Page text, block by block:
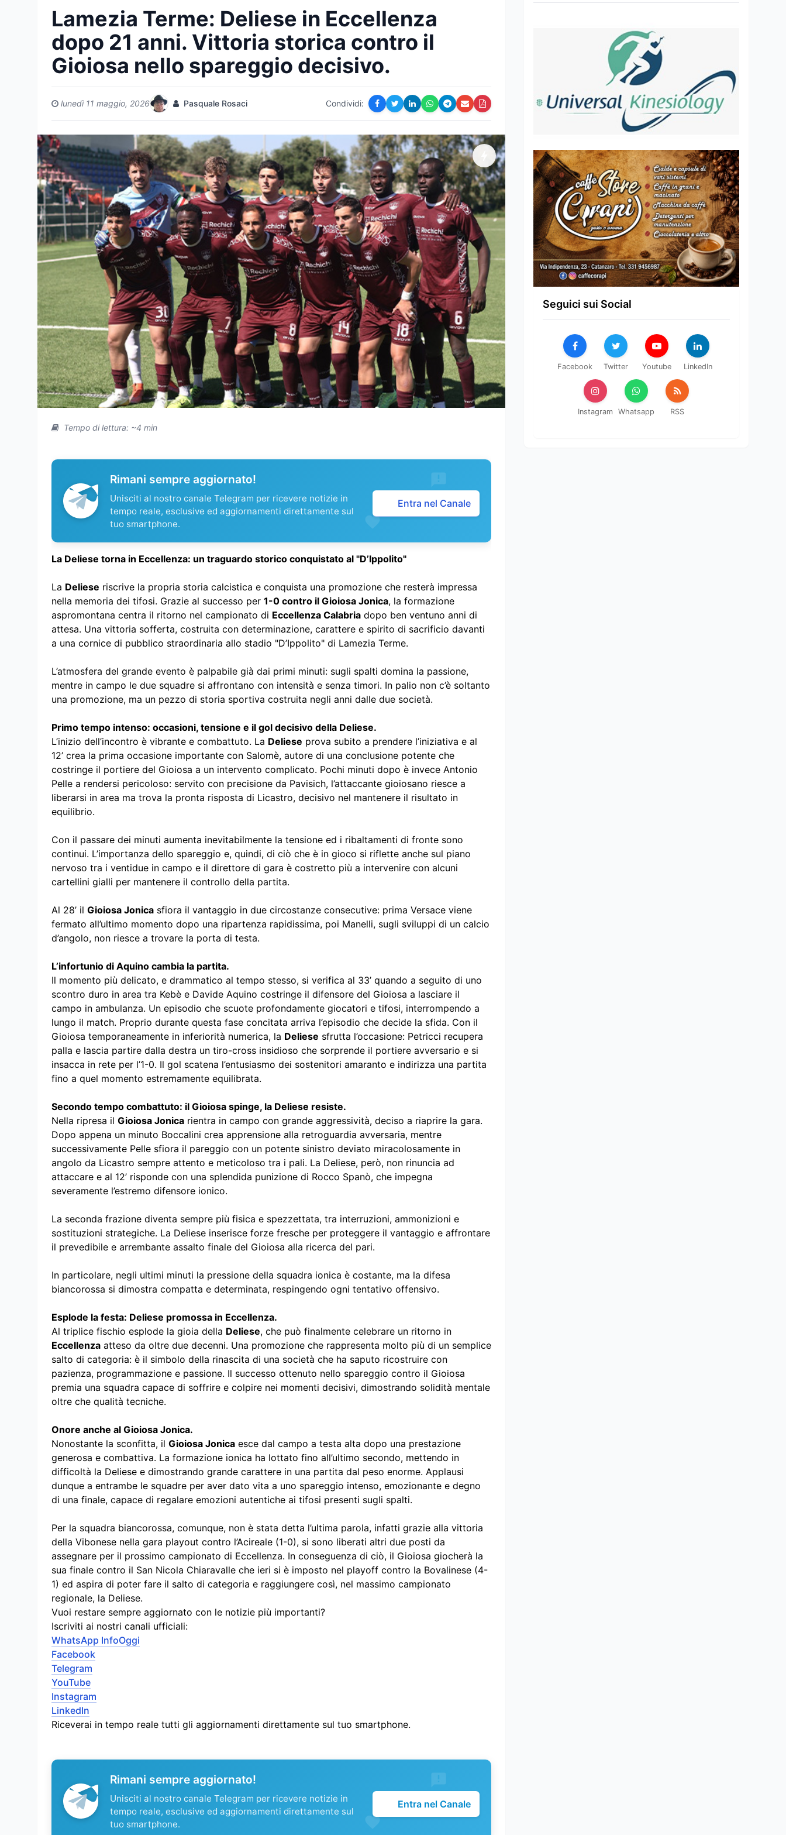
Lamezia Terme: Deliese in Eccellenza
dopo 21 anni. Vittoria storica contro il
Gioiosa nello spareggio decisivo.
lunedì 11 maggio, 2026 Pasquale Rosaci Condividi:
Tempo di lettura: ~4 min
Rimani sempre aggiornato!
Unisciti al nostro canale Telegram per ricevere notizie in
tempo reale, esclusive ed aggiornamenti direttamente sul
tuo smartphone.
Entra nel Canale
La Deliese torna in Eccellenza: un traguardo storico conquistato al "D’Ippolito"
La Deliese riscrive la propria storia calcistica e conquista una promozione che resterà impressa
nella memoria dei tifosi. Grazie al successo per 1-0 contro il Gioiosa Jonica, la formazione
aspromontana centra il ritorno nel campionato di Eccellenza Calabria dopo ben ventuno anni di
attesa. Una vittoria sofferta, costruita con determinazione, carattere e spirito di sacrificio davanti
a una cornice di pubblico straordinaria allo stadio "D’Ippolito" di Lamezia Terme.
L’atmosfera del grande evento è palpabile già dai primi minuti: sugli spalti domina la passione,
mentre in campo le due squadre si affrontano con intensità e senza timori. In palio non c’è soltanto
una promozione, ma un pezzo di storia sportiva costruita negli anni dalle due società.
Primo tempo intenso: occasioni, tensione e il gol decisivo della Deliese.
L’inizio dell’incontro è vibrante e combattuto. La Deliese prova subito a prendere l’iniziativa e al
12’ crea la prima occasione importante con Salomè, autore di una conclusione potente che
costringe il portiere del Gioiosa a un intervento complicato. Pochi minuti dopo è invece Antonio
Pelle a rendersi pericoloso: servito con precisione da Pavisich, l’attaccante gioiosano riesce a
liberarsi in area ma trova la pronta risposta di Licastro, decisivo nel mantenere il risultato in
equilibrio.
Con il passare dei minuti aumenta inevitabilmente la tensione ed i ribaltamenti di fronte sono
continui. L’importanza dello spareggio e, quindi, di ciò che è in gioco si riflette anche sul piano
nervoso tra i ventidue in campo e il direttore di gara è costretto più a intervenire con alcuni
cartellini gialli per mantenere il controllo della partita.
Al 28’ il Gioiosa Jonica sfiora il vantaggio in due circostanze consecutive: prima Versace viene
fermato all’ultimo momento dopo una ripartenza rapidissima, poi Manelli, sugli sviluppi di un calcio
d’angolo, non riesce a trovare la porta di testa.
L’infortunio di Aquino cambia la partita.
Il momento più delicato, e drammatico al tempo stesso, si verifica al 33’ quando a seguito di uno
scontro duro in area tra Kebè e Davide Aquino costringe il difensore del Gioiosa a lasciare il
campo in ambulanza. Un episodio che scuote profondamente giocatori e tifosi, interrompendo a
lungo il match. Proprio durante questa fase concitata arriva l’episodio che decide la sfida. Con il
Gioiosa temporaneamente in inferiorità numerica, la Deliese sfrutta l’occasione: Petricci recupera
palla e lascia partire dalla destra un tiro-cross insidioso che sorprende il portiere avversario e si
insacca in rete per l’1-0. Il gol scatena l’entusiasmo dei sostenitori amaranto e indirizza una partita
fino a quel momento estremamente equilibrata.
Secondo tempo combattuto: il Gioiosa spinge, la Deliese resiste.
Nella ripresa il Gioiosa Jonica rientra in campo con grande aggressività, deciso a riaprire la gara.
Dopo appena un minuto Boccalini crea apprensione alla retroguardia avversaria, mentre
successivamente Pelle sfiora il pareggio con un potente sinistro deviato miracolosamente in
angolo da Licastro sempre attento e meticoloso tra i pali. La Deliese, però, non rinuncia ad
attaccare e al 12’ risponde con una splendida punizione di Rocco Spanò, che impegna
severamente l’estremo difensore ionico.
La seconda frazione diventa sempre più fisica e spezzettata, tra interruzioni, ammonizioni e
sostituzioni strategiche. La Deliese inserisce forze fresche per proteggere il vantaggio e affrontare
il prevedibile e arrembante assalto finale del Gioiosa alla ricerca del pari.
In particolare, negli ultimi minuti la pressione della squadra ionica è costante, ma la difesa
biancorossa si dimostra compatta e determinata, respingendo ogni tentativo offensivo.
Esplode la festa: Deliese promossa in Eccellenza.
Al triplice fischio esplode la gioia della Deliese, che può finalmente celebrare un ritorno in
Eccellenza atteso da oltre due decenni. Una promozione che rappresenta molto più di un semplice
salto di categoria: è il simbolo della rinascita di una società che ha saputo ricostruire con
pazienza, programmazione e passione. Il successo ottenuto nello spareggio contro il Gioiosa
premia una squadra capace di soffrire e colpire nei momenti decisivi, dimostrando solidità mentale
oltre che qualità tecniche.
Onore anche al Gioiosa Jonica.
Nonostante la sconfitta, il Gioiosa Jonica esce dal campo a testa alta dopo una prestazione
generosa e combattiva. La formazione ionica ha lottato fino all’ultimo secondo, mettendo in
difficoltà la Deliese e dimostrando grande carattere in una partita dal peso enorme. Applausi
dunque a entrambe le squadre per aver dato vita a uno spareggio intenso, emozionante e degno
di una finale, capace di regalare emozioni autentiche ai tifosi presenti sugli spalti.
Per la squadra biancorossa, comunque, non è stata detta l’ultima parola, infatti grazie alla vittoria
della Vibonese nella gara playout contro l’Acireale (1-0), si sono liberati altri due posti da
assegnare per il prossimo campionato di Eccellenza. In conseguenza di ciò, il Gioiosa giocherà la
sua finale contro il San Nicola Chiaravalle che ieri si è imposto nel playoff contro la Bovalinese (4-
1) ed aspira di poter fare il salto di categoria e raggiungere così, nel massimo campionato
regionale, la Deliese.
Vuoi restare sempre aggiornato con le notizie più importanti?
Iscriviti ai nostri canali ufficiali:
WhatsApp InfoOggi
Facebook
Telegram
YouTube
Instagram
LinkedIn
Riceverai in tempo reale tutti gli aggiornamenti direttamente sul tuo smartphone.
Rimani sempre aggiornato!
Unisciti al nostro canale Telegram per ricevere notizie in
tempo reale, esclusive ed aggiornamenti direttamente sul
tuo smartphone.
Entra nel Canale
Seguici sui Social
Facebook Twitter Youtube LinkedIn
Instagram Whatsapp RSS